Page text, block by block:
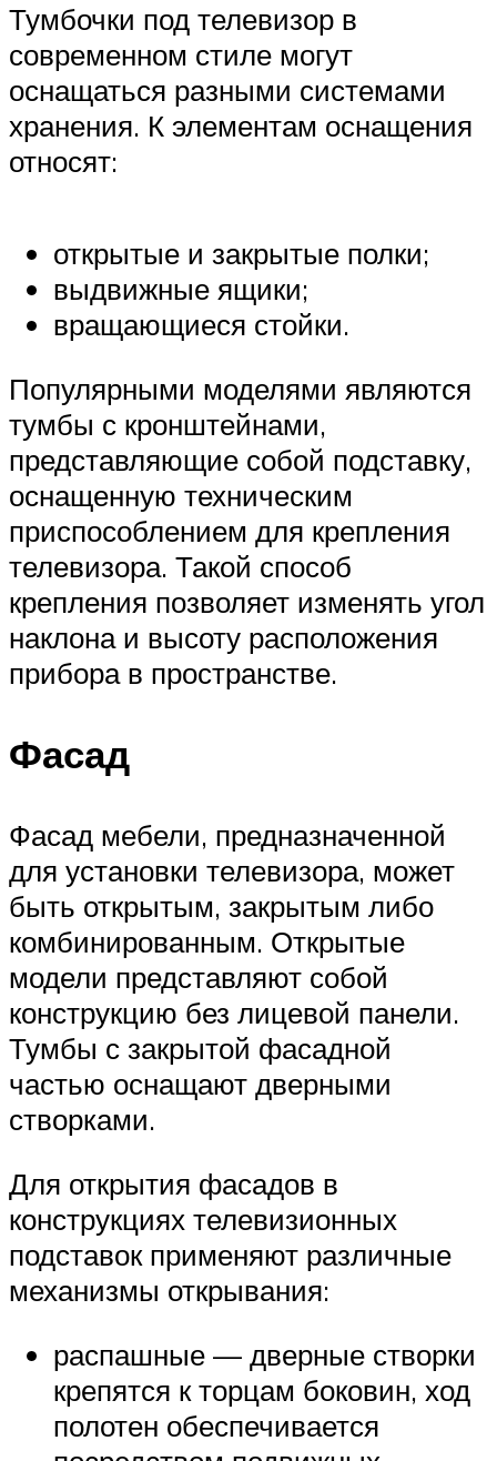
Тумбочки под телевизор в
современном стиле могут
оснащаться разными системами
хранения. К элементам оснащения
относят:
открытые и закрытые полки;
выдвижные ящики;
вращающиеся стойки.
Популярными моделями являются
тумбы с кронштейнами,
представляющие собой подставку,
оснащенную техническим
приспособлением для крепления
телевизора. Такой способ
крепления позволяет изменять угол
наклона и высоту расположения
прибора в пространстве.
Фасад
Фасад мебели, предназначенной
для установки телевизора, может
быть открытым, закрытым либо
комбинированным. Открытые
модели представляют собой
конструкцию без лицевой панели.
Тумбы с закрытой фасадной
частью оснащают дверными
створками.
Для открытия фасадов в
конструкциях телевизионных
подставок применяют различные
механизмы открывания:
распашные — дверные створки
крепятся к торцам боковин, ход
полотен обеспечивается